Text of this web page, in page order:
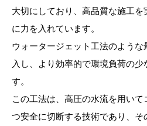
大切にしており、高品質な施工
に力を入れています。
ウォータージェット工法のよう
入し、より効率的で環境負荷の
す。
この工法は、高圧の水流を用い
つ安全に切断する技術であり、